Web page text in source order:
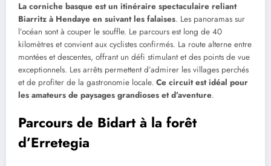
La corniche basque est un itinéraire spectaculaire reliant
Biarritz à Hendaye en suivant les falaises. Les panoramas sur
l’océan sont à couper le souffle. Le parcours est long de 40
kilomètres et convient aux cyclistes confirmés. La route alterne entre
montées et descentes, offrant un défi stimulant et des points de vue
exceptionnels. Les arrêts permettent d’admirer les villages perchés
et de profiter de la gastronomie locale. Ce circuit est idéal pour
les amateurs de paysages grandioses et d’aventure.
Parcours de Bidart à la forêt
d’Erretegia